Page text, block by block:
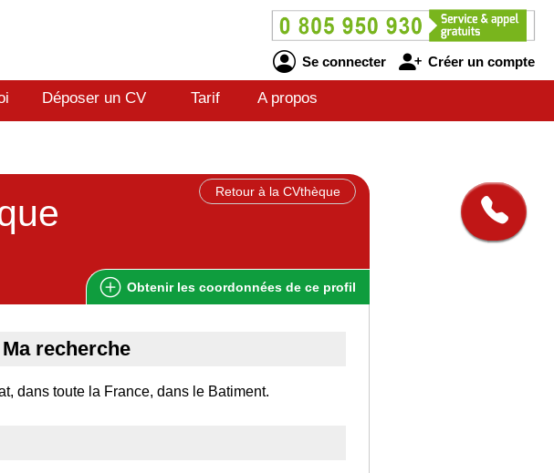
Se connecter Créer un compte
Déposer un CV Tarif A propos
Retour à la CVthèque
Obtenir les coordonnées de ce profil
Ma recherche
dans toute la France, dans le Batiment.